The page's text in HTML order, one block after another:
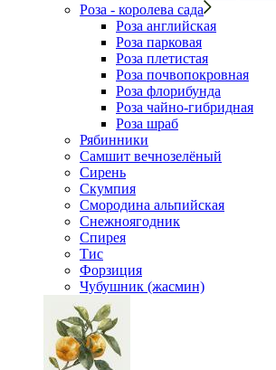
Роза - королева сада
Роза английская
Роза парковая
Роза плетистая
Роза почвопокровная
Роза флорибунда
Роза чайно-гибридная
Роза шраб
Рябинники
Самшит вечнозелёный
Сирень
Скумпия
Смородина альпийская
Снежноягодник
Спирея
Тис
Форзиция
Чубушник (жасмин)